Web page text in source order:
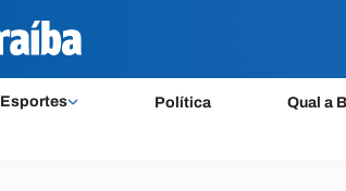
Esportes Política Qual a